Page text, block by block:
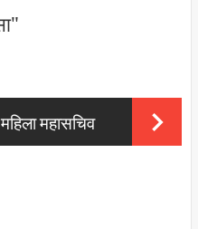
महासचिव